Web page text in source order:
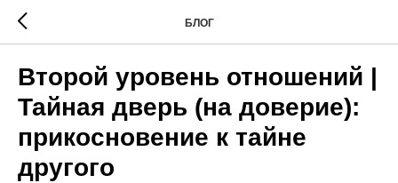
БЛОГ
Второй уровень отношений |
Тайная дверь (на доверие):
прикосновение к тайне
другого